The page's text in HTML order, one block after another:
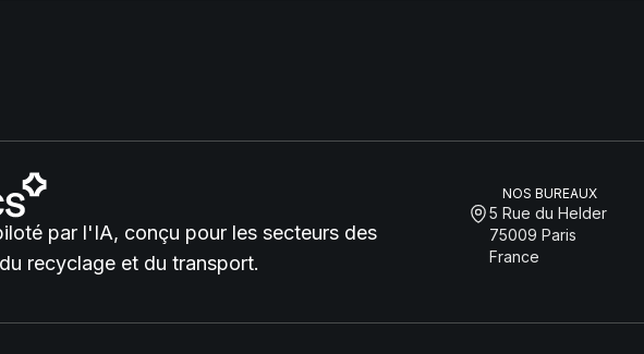
par l'IA, conçu pour les secteurs des
recyclage et du transport.
NOS BUREAUX
5 Rue du Helder
75009 Paris
France